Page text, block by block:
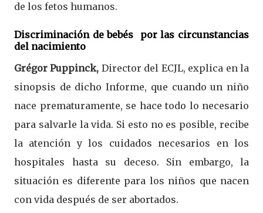
de los fetos humanos.
Discriminación de bebés por las circunstancias
del nacimiento
Grégor Puppinck, Director del ECJL, explica en la
sinopsis de dicho Informe, que cuando un niño
nace prematuramente, se hace todo lo necesario
para salvarle la vida. Si esto no es posible, recibe
la atención y los cuidados necesarios en los
hospitales hasta su deceso. Sin embargo, la
situación es diferente para los niños que nacen
con vida después de ser abortados.